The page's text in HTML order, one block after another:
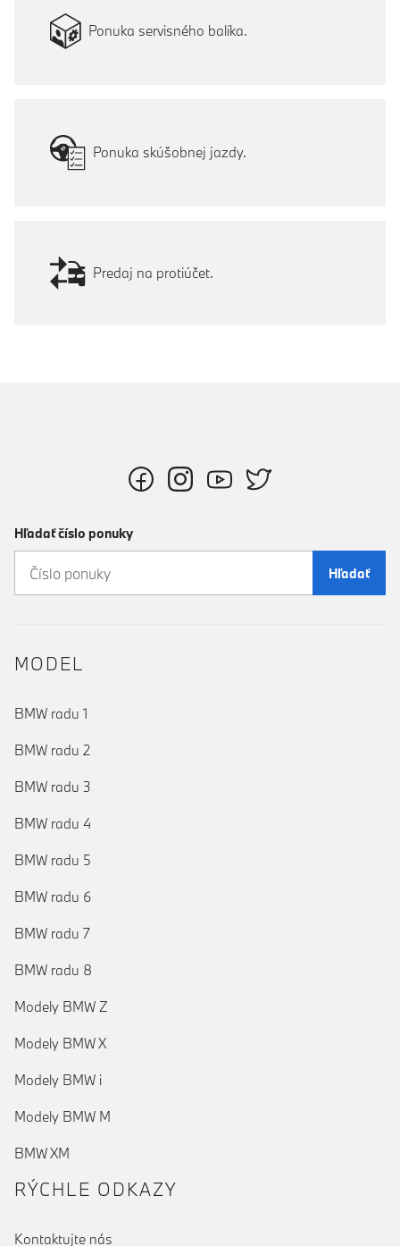
Ponuka servisného balíka.
Ponuka skúšobnej jazdy.
Predaj na protiúčet.
Hľadať číslo ponuky
Hľadať
MODEL
BMW radu 1
BMW radu 2
BMW radu 3
BMW radu 4
BMW radu 5
BMW radu 6
BMW radu 7
BMW radu 8
Modely BMW Z
Modely BMW X
Modely BMW i
Modely BMW M
BMW XM
RÝCHLE ODKAZY
Kontaktujte nás